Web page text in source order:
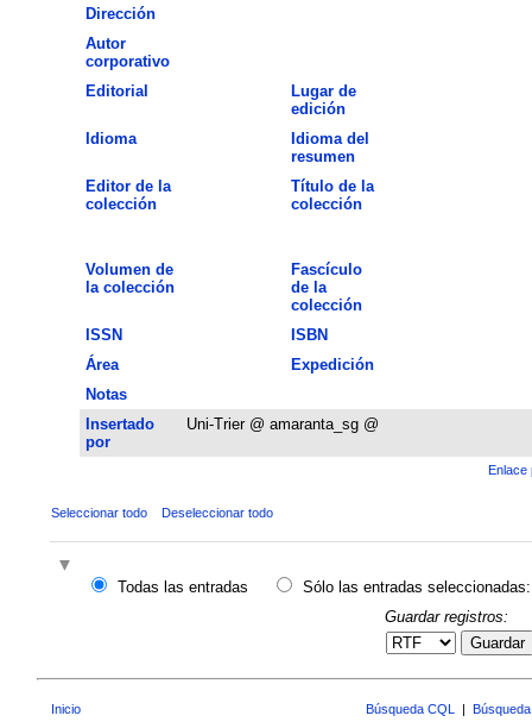
Dirección
Autor
corporativo
Editorial
Lugar de
edición
Idioma
Idioma del
resumen
Editor de la
colección
Título de la
colección
Volumen de
la colección
Fascículo
de la
colección
ISSN
ISBN
Área
Expedición
Notas
Insertado
por
Uni-Trier @ amaranta_sg @
Enlace
Seleccionar todo Deseleccionar todo
Todas las entradas
Sólo las entradas seleccionadas:
Guardar registros:
Guardar
Inicio Búsqueda CQL